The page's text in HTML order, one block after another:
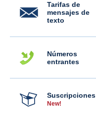
Tarifas de
mensajes de
texto
Números
entrantes
Suscripciones
New!